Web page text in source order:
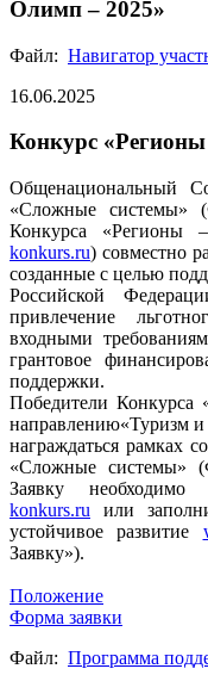
Олимп – 2025»
Файл: Навигатор
16.06.2025
Конкурс «Регионы
Общенациональный
«Сложные системы»
Конкурса «Регионы
konkurs.ru) совместно
созданные с целью
Российской
привлечение
входными
грантовое
поддержки.
Победители Конкурса
направлению«Туризм и
награждаться рамках
«Сложные системы»
Заявку
konkurs.ru или
устойчивое развитие
Заявку»).
Положение
Форма заявки
Файл: Программа